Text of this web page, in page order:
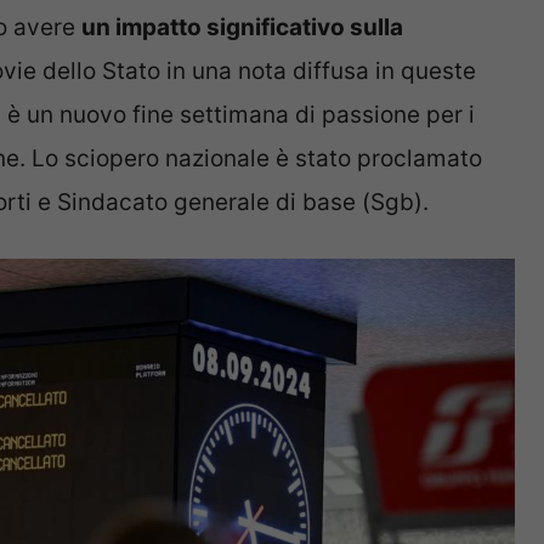
avere un impatto significativo sulla
dello Stato in una nota diffusa in queste
un nuovo fine settimana di passione per i
Lo sciopero nazionale è stato proclamato
e Sindacato generale di base (Sgb).